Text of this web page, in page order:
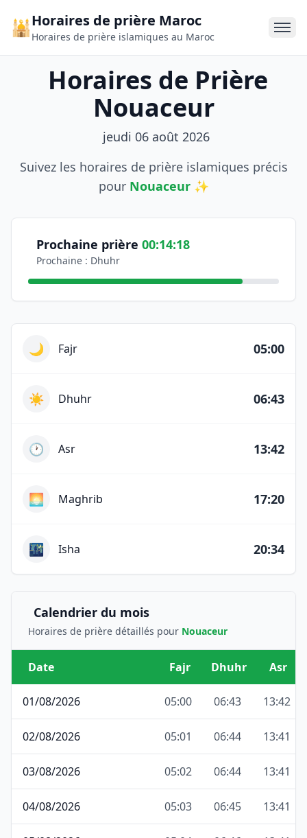
🕌Horaires de prière Maroc
Horaires de prière islamiques au Maroc
Horaires de Prière
Nouaceur
jeudi 06 août 2026
Suivez les horaires de prière islamiques précis
pour Nouaceur✨
Consultez les horaires officiels de prière pour la ville de
Coordonnées géographiques: Latitude 33,366700,
Prochaine prière 00:14:17
Prochaine : Dhuhr
🌙 Fajr 05:00
☀️ Dhuhr 06:43
🕐 Asr 13:42
🌅 Maghrib 17:20
🌃 Isha 20:34
Calendrier du mois
Horaires de prière détaillés pour Nouaceur
Date Fajr Dhuhr Asr
01/08/2026 05:00 06:43 13:42
02/08/2026 05:01 06:44 13:41
03/08/2026 05:02 06:44 13:41
04/08/2026 05:03 06:45 13:41